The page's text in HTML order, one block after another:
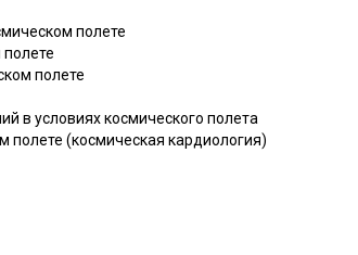
полете
полете
в условиях космического полета
полете (космическая кардиология)